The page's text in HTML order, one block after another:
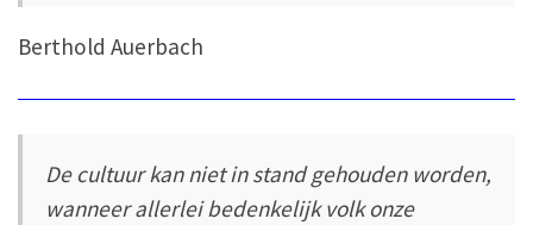
Berthold Auerbach
De cultuur kan niet in stand gehouden worden,
wanneer allerlei bedenkelijk volk onze